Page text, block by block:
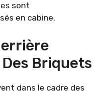
sont
en cabine.
Briquets
dans le cadre des